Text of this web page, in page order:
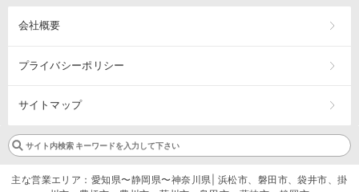
会社概要
プライバシーポリシー
サイトマップ
主な営業エリア：愛知県〜静岡県〜神奈川県| 浜松市、磐田市、袋井市、掛